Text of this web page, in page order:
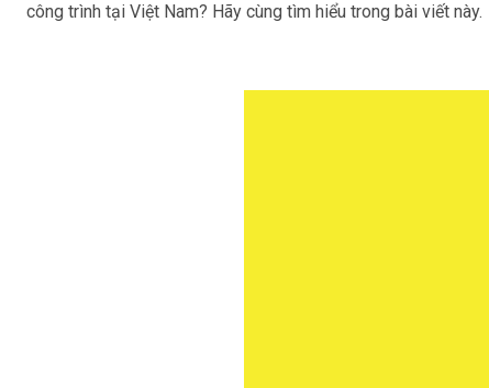
công trình tại Việt Nam? Hãy cùng tìm hiểu trong bài viết này.